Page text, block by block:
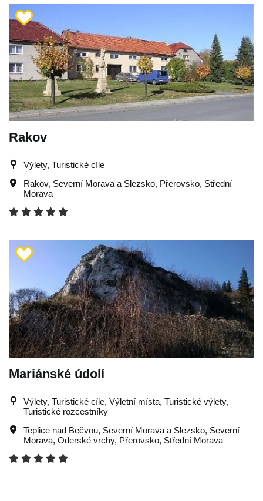
Rakov
Výlety, Turistické cíle
Rakov, Severní Morava a Slezsko, Přerovsko, Střední
Morava
Mariánské údolí
Výlety, Turistické cíle, Výletní místa, Turistické výlety,
Turistické rozcestníky
Teplice nad Bečvou, Severní Morava a Slezsko, Severní
Morava, Oderské vrchy, Přerovsko, Střední Morava